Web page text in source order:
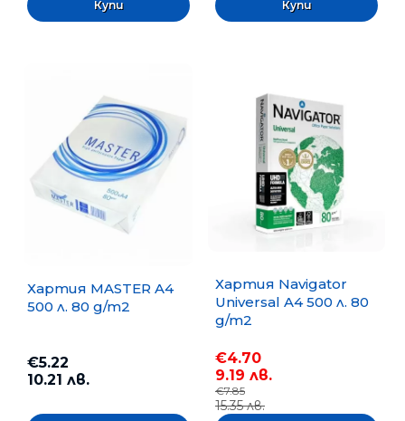
Хартия MASTER A4
500 л. 80 g/m2
€5.22
10.21 лв.
Хартия Navigator
Universal A4 500 л. 80
g/m2
€4.70
9.19 лв.
€7.85
15.35 лв.